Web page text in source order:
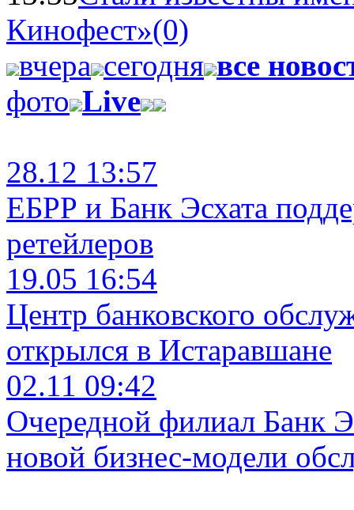
Кинофест»(0)
вчера сегодня все
фото Live
28.12 13:57
ЕБРР и Банк Эсхата
ретейлеров
19.05 16:54
Центр банковского
открылся в Истаравшане
02.11 09:42
Очередной филиал Банк
новой бизнес-модели